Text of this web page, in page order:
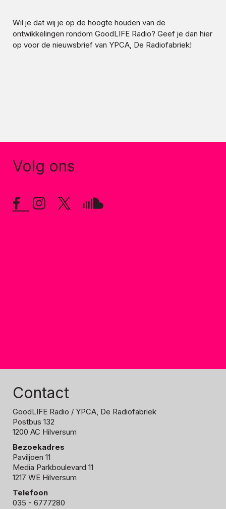
Wil je dat wij je op de hoogte houden van de
ontwikkelingen rondom GoodLIFE Radio? Geef je dan hier
op voor de nieuwsbrief van YPCA, De Radiofabriek!
Volg ons
Contact
GoodLIFE Radio / YPCA, De Radiofabriek
Postbus 132
1200 AC Hilversum
Bezoekadres
Paviljoen 11
Media Parkboulevard 11
1217 WE Hilversum
Telefoon
035 - 6777280